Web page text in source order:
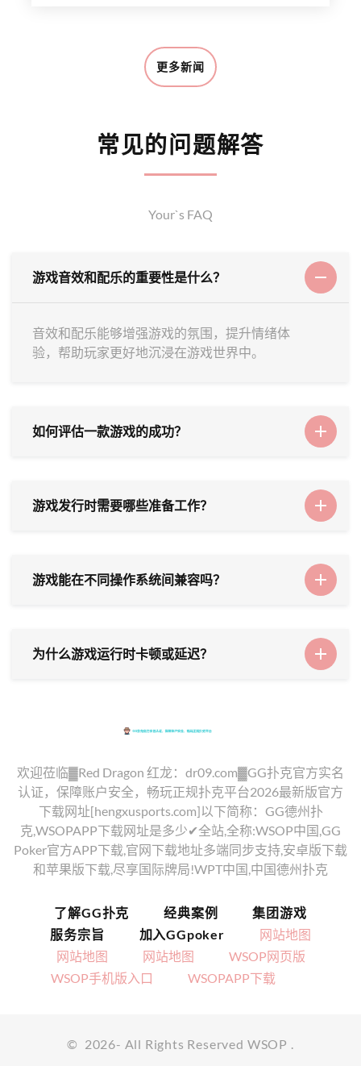
更多新闻
常见的问题解答
Your`s FAQ
游戏音效和配乐的重要性是什么？
音效和配乐能够增强游戏的氛围，提升情绪体
验，帮助玩家更好地沉浸在游戏世界中。
如何评估一款游戏的成功？
游戏发行时需要哪些准备工作？
游戏能在不同操作系统间兼容吗？
为什么游戏运行时卡顿或延迟？
欢迎莅临▓Red Dragon 红龙：dr09.com▓GG扑克官方实名
认证，保障账户安全，畅玩正规扑克平台2026最新版官方
下载网址[hengxusports.com]以下简称：GG德州扑
克,WSOPAPP下载网址是多少✔全站,全称:WSOP中国,GG
Poker官方APP下载,官网下载地址多端同步支持,安卓版下载
和苹果版下载,尽享国际牌局!WPT中国,中国德州扑克
了解GG扑克 经典案例
集团游戏
服务宗旨
加入GGpoker
网站地图
网站地图
网站地图
WSOP网页版
WSOP手机版入口
WSOPAPP下载
© 2026- All Rights Reserved WSOP .